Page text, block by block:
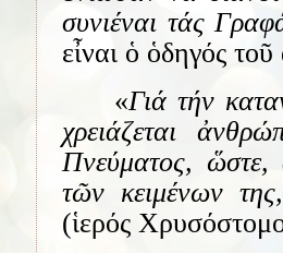
συνιέναι τάς
εἶναι ὁ ὁδηγός
«Γιά τήν
χρειάζεται
Πνεύματος, ὥστε,
τῶν κειμένων
(ἱερός